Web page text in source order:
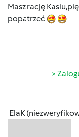
Masz rację
popatrzeć
ElaK